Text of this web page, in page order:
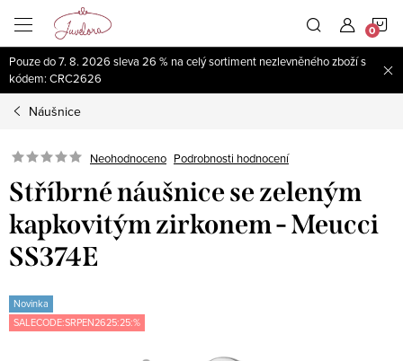
obsah
Pouze do 7. 8. 2026 sleva 26 % na celý sortiment nezlevněného zboží s
kódem: CRC2626
Náušnice
Neohodnoceno Podrobnosti hodnocení
Stříbrné náušnice se zeleným
kapkovitým zirkonem - Meucci
SS374E
Novinka
SALECODE:SRPEN2625:25:%